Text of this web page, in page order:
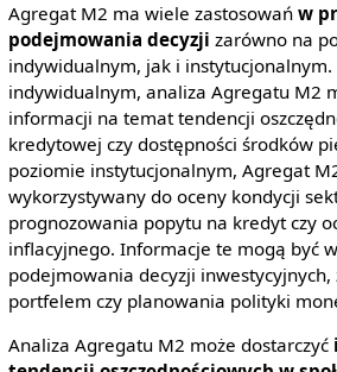
Agregat M2 ma wiele zastosowań w
podejmowania decyzji zarówno na
indywidualnym, jak i
indywidualnym, analiza Agregatu M2
informacji na temat tendencji
kredytowej czy dostępności środków
poziomie instytucjonalnym, Agregat
wykorzystywany do oceny kondycji
prognozowania popytu na kredyt czy
inflacyjnego. Informacje te mogą być
podejmowania decyzji inwestycyjnych,
portfelem czy planowania polityki
Analiza Agregatu M2 może dostarczyć